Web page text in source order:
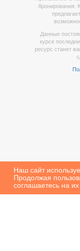
бронирования.
Данные
курсе
ресурс станет
Наш сайт
Продолжая
соглашаетесь на